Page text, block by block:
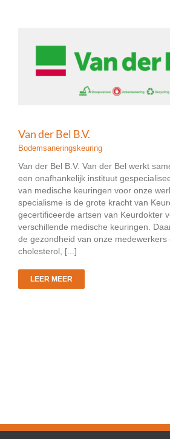
Van der Bel B.V.
Bodemsaneringskeuring
Van der Bel B.V. Van der Bel werkt
een onafhankelijk instituut
van medische keuringen voor onze
specialisme is de grote kracht van
gecertificeerde artsen van Keurdokter
verschillende medische keuringen.
de gezondheid van onze medewerkers
cholesterol, [...]
LEER MEER